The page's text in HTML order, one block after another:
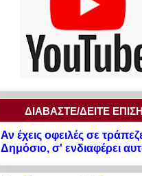
ΔΙΑΒΑΣΤΕ/ΔΕΙΤΕ
Αν έχεις οφειλές σε
Δημόσιο, σ' ενδιαφέρει